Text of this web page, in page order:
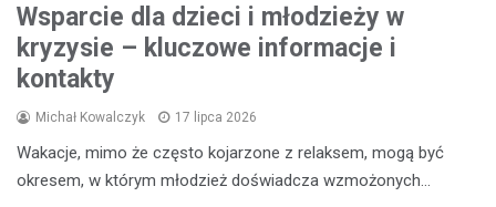
Wsparcie dla dzieci i młodzieży w
kryzysie – kluczowe informacje i
kontakty
Michał Kowalczyk 17 lipca 2026
Wakacje, mimo że często kojarzone z relaksem, mogą być
okresem, w którym młodzież doświadcza wzmożonych…